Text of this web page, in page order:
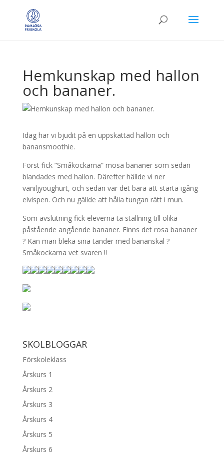
Hemkunskap med hallon
och bananer.
Idag har vi bjudit på en uppskattad hallon och
banansmoothie.
Först fick ”Småkockarna” mosa bananer som sedan
blandades med hallon. Därefter hällde vi ner
vaniljyoughurt, och sedan var det bara att starta igång
elvispen. Och nu gällde att hålla tungan rätt i mun.
Som avslutning fick eleverna ta ställning till olika
påstående angående bananer. Finns det rosa bananer
? Kan man bleka sina tänder med bananskal ?
Småkockarna vet svaren !!
SKOLBLOGGAR
Förskoleklass
Årskurs 1
Årskurs 2
Årskurs 3
Årskurs 4
Årskurs 5
Årskurs 6